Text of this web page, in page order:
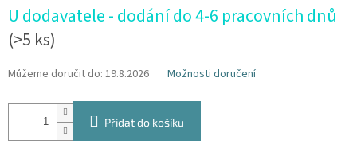
cena:
U dodavatele - dodání do 4-6 pracovních dnů
(>5 ks)
Můžeme doručit do: 19.8.2026 Možnosti doručení
Přidat do košíku